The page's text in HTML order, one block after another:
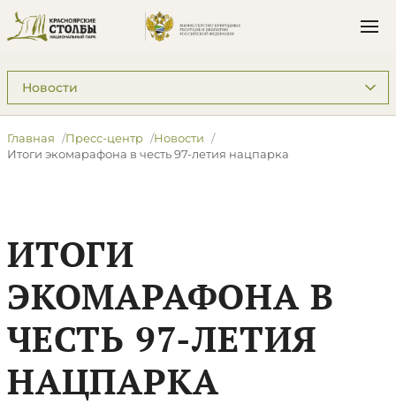
Подразделы: Пресс-центр
Главная Пресс-центр
Новости
Итоги экомарафона в честь 97-летия нацпарка
ИТОГИ
ЭКОМАРАФОНА В
ЧЕСТЬ 97-ЛЕТИЯ
НАЦПАРКА